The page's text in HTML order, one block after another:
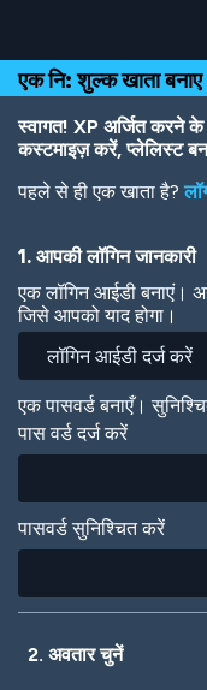
Top
of
Page
Navigation
Main
Content
Footer
main
content
एक नि: शुल्क खाता बनाए
स्वागत! XP अर्जित करने
कस्टमाइज़ करें, प्लेलिस्ट
पहले से ही एक खाता है?
1. आपकी लॉगिन जानकारी
एक लॉगिन आईडी बनाएं।
जिसे आपको याद होगा।
एक पासवर्ड बनाएँ।
पास वर्ड दर्ज करें
पासवर्ड सुनिश्चित करें
2. अवतार चुनें